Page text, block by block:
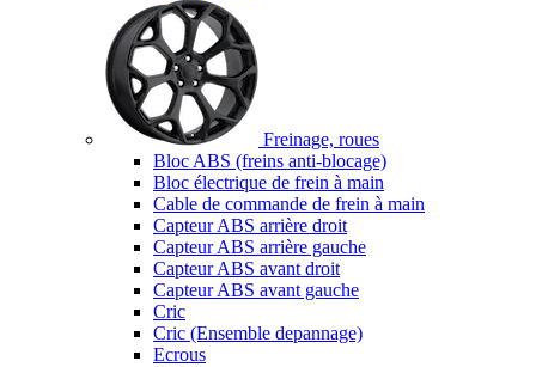
Freinage, roues
Bloc ABS (freins anti-blocage)
Bloc électrique de frein à main
Cable de commande de frein à main
Capteur ABS arrière droit
Capteur ABS arrière gauche
Capteur ABS avant droit
Capteur ABS avant gauche
Cric
Cric (Ensemble depannage)
Ecrous